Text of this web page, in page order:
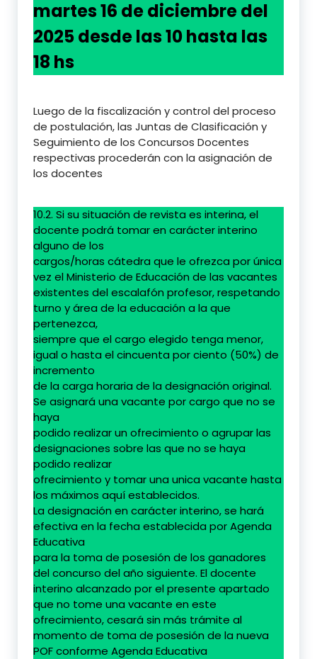
martes 16 de diciembre del
2025 desde las 10 hasta las
18 hs
Luego de la fiscalización y control del proceso
de postulación, las Juntas de Clasificación y
Seguimiento de los Concursos Docentes
respectivas procederán con la asignación de
los docentes
10.2. Si su situación de revista es interina, el
docente podrá tomar en carácter interino
alguno de los
cargos/horas cátedra que le ofrezca por única
vez el Ministerio de Educación de las vacantes
existentes del escalafón profesor, respetando
turno y área de la educación a la que
pertenezca,
siempre que el cargo elegido tenga menor,
igual o hasta el cincuenta por ciento (50%) de
incremento
de la carga horaria de la designación original.
Se asignará una vacante por cargo que no se
haya
podido realizar un ofrecimiento o agrupar las
designaciones sobre las que no se haya
podido realizar
ofrecimiento y tomar una unica vacante hasta
los máximos aquí establecidos.
La designación en carácter interino, se hará
efectiva en la fecha establecida por Agenda
Educativa
para la toma de posesión de los ganadores
del concurso del año siguiente. El docente
interino alcanzado por el presente apartado
que no tome una vacante en este
ofrecimiento, cesará sin más trámite al
momento de toma de posesión de la nueva
POF conforme Agenda Educativa